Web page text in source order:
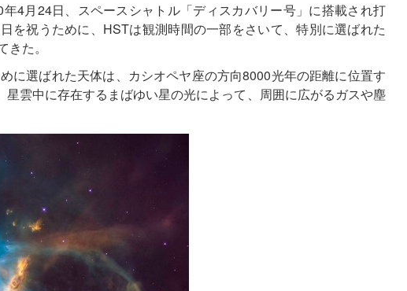
4月24日、スペースシャトル「ディスカバリー号」に搭載され打
を祝うために、HSTは観測時間の一部をさいて、特別に選ばれた
た。
に選ばれた天体は、カシオペヤ座の方向8000光年の距離に位置す
雲中に存在するまばゆい星の光によって、周囲に広がるガスや塵